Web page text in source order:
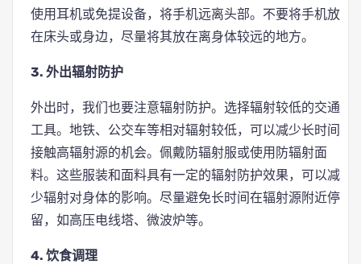
使用耳机或免提设备，将手机远离头部。不要将手机放
在床头或身边，尽量将其放在离身体较远的地方。
3. 外出辐射防护
外出时，我们也要注意辐射防护。选择辐射较低的交通
工具。地铁、公交车等相对辐射较低，可以减少长时间
接触高辐射源的机会。佩戴防辐射服或使用防辐射面
料。这些服装和面料具有一定的辐射防护效果，可以减
少辐射对身体的影响。尽量避免长时间在辐射源附近停
留，如高压电线塔、微波炉等。
4. 饮食调理